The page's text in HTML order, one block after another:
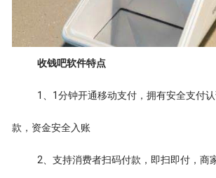
收钱吧软件特点
1、1分钟开通移动支付，拥有安全支付
款，资金安全入账
2、支持消费者扫码付款，即扫即付，商